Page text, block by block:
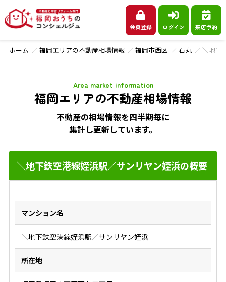
会員登録 ログイン 来店予約
ホーム 福岡エリアの不動産相場情報 福岡市西区 石丸 ＼地下
福岡エリアの不動産相場情報
Area market information
不動産の相場情報を四半期毎に
集計し更新しています。
＼地下鉄空港線姪浜駅／サンリヤン姪浜の概要
マンション名
＼地下鉄空港線姪浜駅／サンリヤン姪浜
所在地